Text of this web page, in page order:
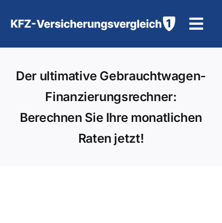
Inhalt
Hilfe und Kontakt
Der ultimative Gebrauchtwagen-
Finanzierungsrechner:
Berechnen Sie Ihre monatlichen
Raten jetzt!